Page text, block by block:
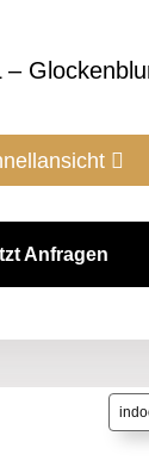
–
Anfragen